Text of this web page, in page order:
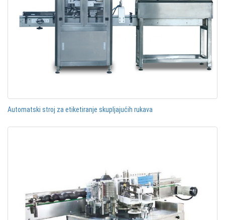
Automatski stroj za etiketiranje skupljajućih rukava